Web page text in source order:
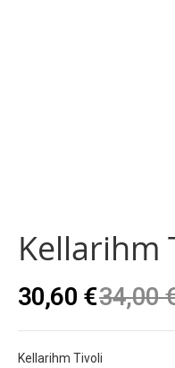
beginning
of
images
gallery
Kellarihm
30,60 €34,00
Kellarihm Tivoli